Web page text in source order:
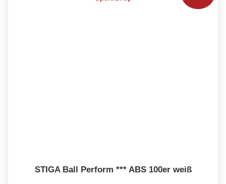
STIGA Ball Perform *** ABS 100er weiß